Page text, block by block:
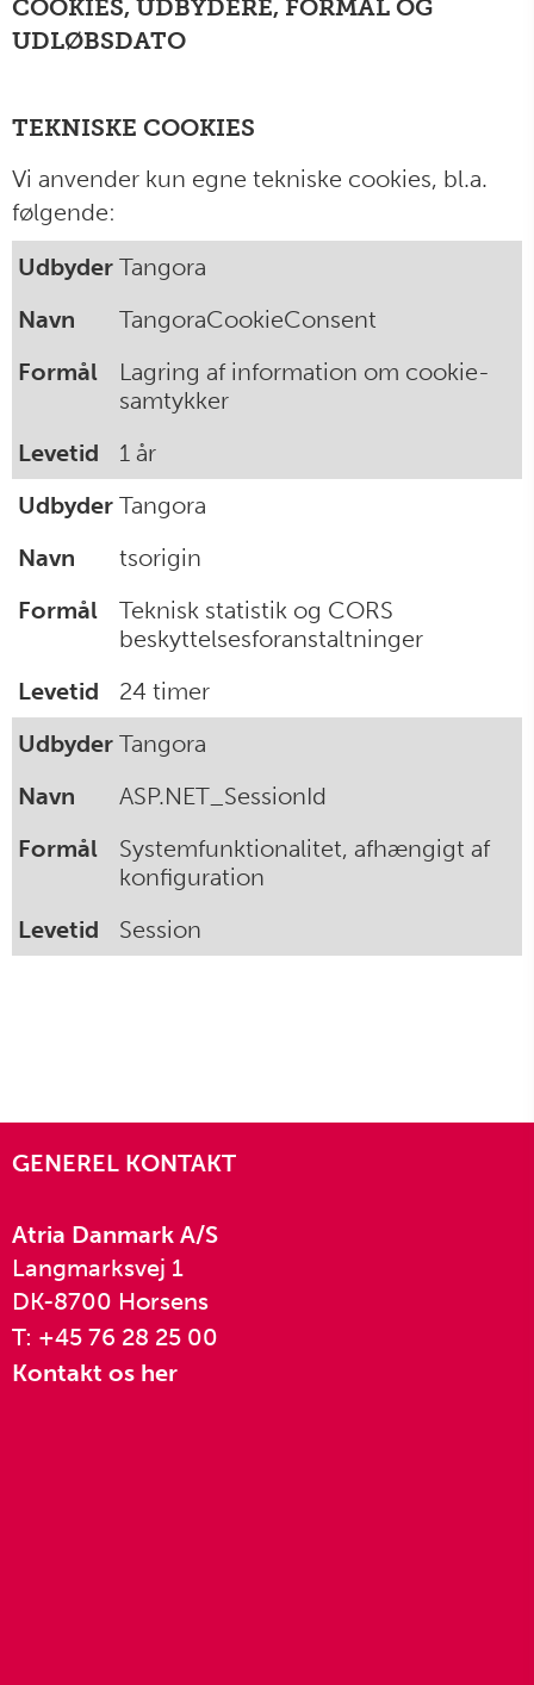
COOKIES, UDBYDERE, FORMÅL OG
UDLØBSDATO
TEKNISKE COOKIES
Vi anvender kun egne tekniske cookies, bl.a.
følgende:
Tangora
TangoraCookieConsent
Lagring af information om cookie-
samtykker
1 år
Tangora
tsorigin
Teknisk statistik og CORS
beskyttelsesforanstaltninger
24 timer
Tangora
ASP.NET_SessionId
Systemfunktionalitet, afhængigt af
konfiguration
Session
GENEREL KONTAKT
Atria Danmark A/S
Langmarksvej 1
DK-8700 Horsens
T: +45 76 28 25 00
Kontakt os her